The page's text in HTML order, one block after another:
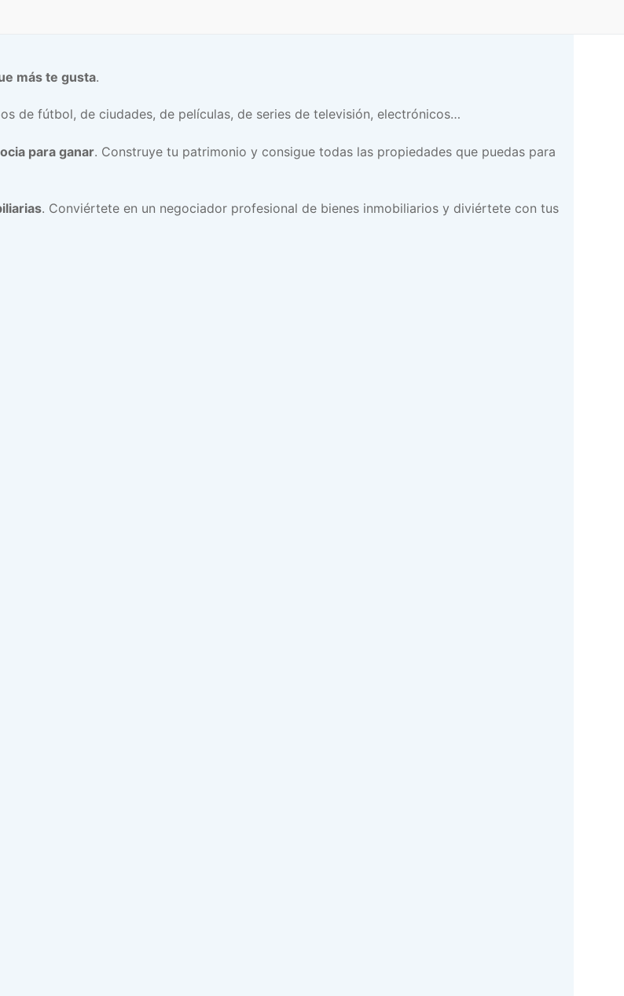
más te gusta.
de fútbol, de ciudades, de películas, de series de televisión, electrónicos…
para ganar. Construye tu patrimonio y consigue todas las propiedades que puedas para
. Conviértete en un negociador profesional de bienes inmobiliarios y diviértete con tus